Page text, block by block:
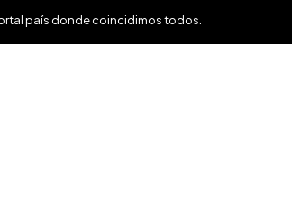
país donde coincidimos todos.